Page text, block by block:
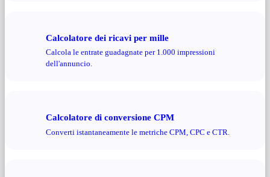
Calcolatore dei ricavi per mille
Calcola le entrate guadagnate per 1.000 impressioni
dell'annuncio.
Calcolatore di conversione CPM
Converti istantaneamente le metriche CPM, CPC e CTR.